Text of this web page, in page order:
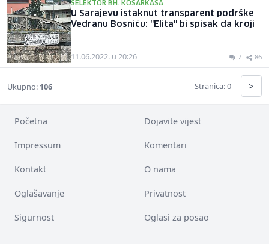
SELEKTOR BH. KOŠARKAŠA
U Sarajevu istaknut transparent podrške
Vedranu Bosniću: "Elita" bi spisak da kroji
11.06.2022. u 20:26 7 86
Ukupno: 106 Stranica: 0 >
Početna Dojavite vijest
Impressum Komentari
Kontakt O nama
Oglašavanje Privatnost
Sigurnost Oglasi za posao